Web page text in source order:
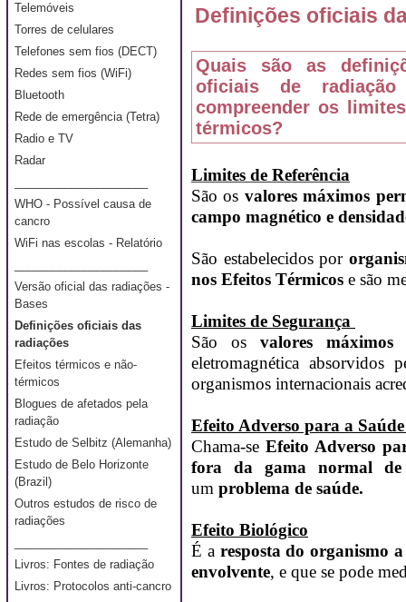
Telemóveis
Torres de celulares
Telefones sem fios (DECT)
Redes sem fios (WiFi)
Bluetooth
Rede de emergência (Tetra)
Radio e TV
Radar
WHO - Possível causa de
cancro
WiFi nas escolas - Relatório
Versão oficial das radiações -
Bases
Definições oficiais das
radiações
Efeitos térmicos e não-
térmicos
Blogues de afetados pela
radiação
Estudo de Selbitz (Alemanha)
Estudo de Belo Horizonte
(Brazil)
Outros estudos de risco de
radiações
Livros: Fontes de radiação
Livros: Protocolos anti-cancro
Definições oficiais
Quais são as
oficiais de
compreender os
térmicos?
Limites de Referência
São os valores máximos
campo magnético e
São estabelecidos por
nos Efeitos Térmicos e são
Limites de Segurança
São osvalores máximos
eletromagnética absorvidos
organismos internacionais
Efeito Adverso para a Saúde
Chama-se Efeito Adverso
fora da gama normal de
um problema de saúde.
Efeito Biológico
É a resposta do organismo
envolvente, e que se pode